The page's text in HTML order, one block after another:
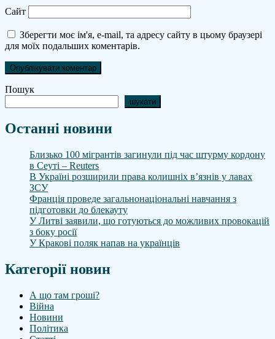
Сайт
Зберегти моє ім'я, e-mail, та адресу сайту в цьому браузері
для моїх подальших коментарів.
Пошук
шукати
Останні новини
Близько 100 мігрантів загинули під час штурму кордону
в Сеуті – Reuters
В Україні розширили права колишніх в’язнів у лавах
ЗСУ
Франція проведе загальнонаціональні навчання з
підготовки до блекауту
У Литві заявили, що готуються до можливих провокацій
з боку росії
У Кракові поляк напав на українців
Категорії новин
А що там гроші?
Війна
Новини
Політика